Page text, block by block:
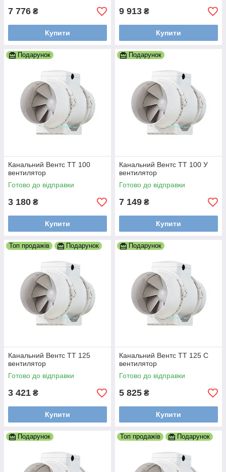
7 776 ₴
Купити
9 913 ₴
Купити
Подарунок
Канальний Вентс ТТ 100
вентилятор
Готово до відправки
3 180 ₴
Купити
Подарунок
Канальний Вентс ТТ 100 У
вентилятор
Готово до відправки
7 149 ₴
Купити
Топ продажів Подарунок
Канальний Вентс ТТ 125
вентилятор
Готово до відправки
3 421 ₴
Купити
Подарунок
Канальний Вентс ТТ 125 C
вентилятор
Готово до відправки
5 825 ₴
Купити
Подарунок Топ продажів Подарунок